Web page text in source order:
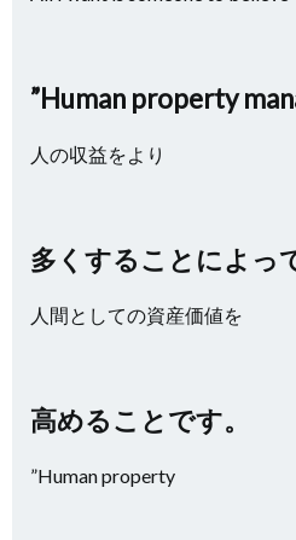
”Human property
人の収益をより
多くすることによっ
人間としての資産価値を
高めることです。
”Human property